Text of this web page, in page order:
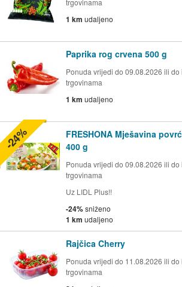
trgovinama
1 km udaljeno
Paprika rog crvena 500 g
Ponuda vrijedi do 09.08.2026 ili do
trgovinama
1 km udaljeno
FRESHONA Mješavina
400 g
Ponuda vrijedi do 09.08.2026 ili do
trgovinama
Uz LIDL Plus!!
-24%sniženo
1 km udaljeno
-24%
Rajčica Cherry
Ponuda vrijedi do 11.08.2026 ili do
trgovinama